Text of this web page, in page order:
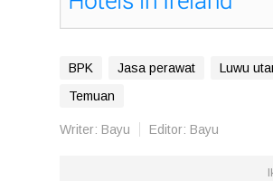
BPK Jasa perawat Luwu
Temuan
Writer: Bayu Editor: Bayu